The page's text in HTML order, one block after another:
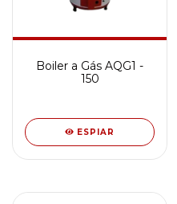
Boiler a Gás AQG1 -
150
ESPIAR